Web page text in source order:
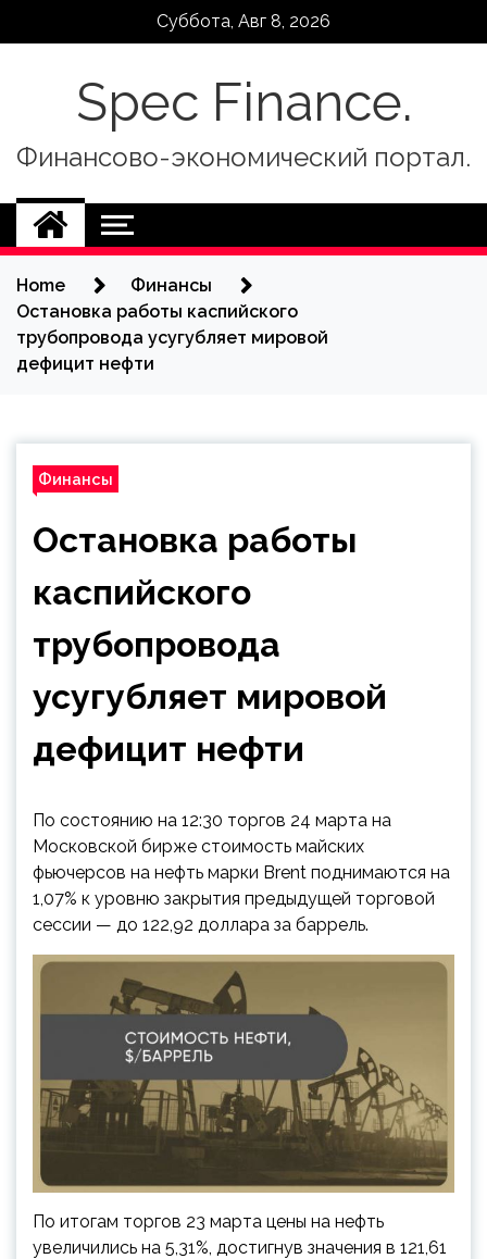
Суббота, Авг 8, 2026
Spec Finance.
Финансово-экономический портал.
Home
Финансы
Остановка работы каспийского
трубопровода усугубляет мировой
дефицит нефти
Финансы
Остановка работы
каспийского
трубопровода
усугубляет мировой
дефицит нефти
По состоянию на 12:30 торгов 24 марта на
Московской бирже стоимость майских
фьючерсов на нефть марки Brent поднимаются на
1,07% к уровню закрытия предыдущей торговой
сессии — до 122,92 доллара за баррель.
По итогам торгов 23 марта цены на нефть
увеличились на 5,31%, достигнув значения в 121,61